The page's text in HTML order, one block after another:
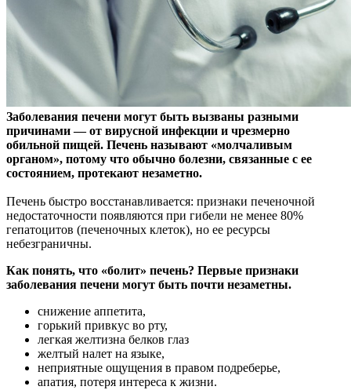
Заболевания печени могут быть вызваны разными
причинами — от вирусной инфекции и чрезмерно
обильной пищей. Печень называют «молчаливым
органом», потому что обычно болезни, связанные с ее
состоянием, протекают незаметно.
Печень быстро восстанавливается: признаки печеночной
недостаточности появляются при гибели не менее 80%
гепатоцитов (печеночных клеток), но ее ресурсы
небезграничны.
Как понять, что «болит» печень? Первые признаки
заболевания печени могут быть почти незаметны.
снижение аппетита,
горький привкус во рту,
легкая желтизна белков глаз
желтый налет на языке,
неприятные ощущения в правом подреберье,
апатия, потеря интереса к жизни.